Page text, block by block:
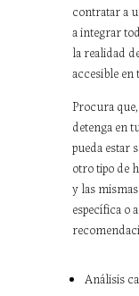
contratar a
a integrar
la realidad
accesible
Procura
detenga en
pueda estar
otro tipo de
y las
específica o
Análisis